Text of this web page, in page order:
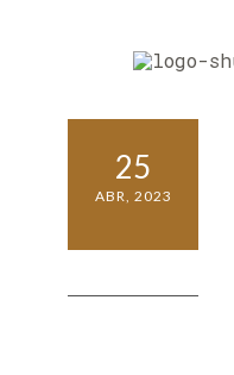
25
ABR, 2023